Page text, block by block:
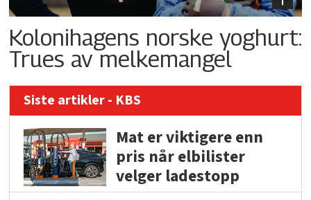
Kolonihagens norske yoghurt:
Trues av melkemangel
Siste artikler - KBS
Mat er viktigere enn
pris når elbilister
velger ladestopp